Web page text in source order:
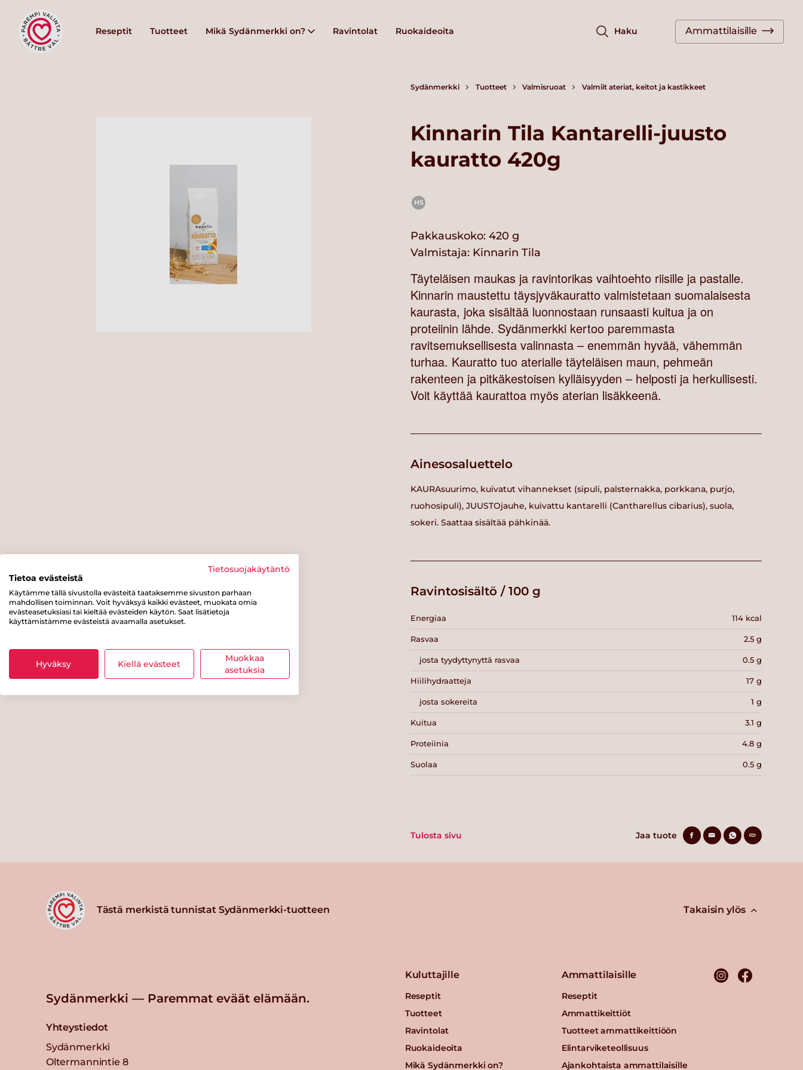
Reseptit Tuotteet Mikä Sydänmerkki on? Ravintolat Ruokaideoita Haku Ammattilaisille
Sydänmerkki Tuotteet Valmisruoat Valmiit ateriat, keitot ja kastikkeet
Kinnarin Tila Kantarelli-juusto
kauratto 420g
HS
Pakkauskoko: 420 g
Valmistaja: Kinnarin Tila
Täyteläisen maukas ja ravintorikas vaihtoehto riisille ja pastalle.
Kinnarin maustettu täysjyväkauratto valmistetaan suomalaisesta
kaurasta, joka sisältää luonnostaan runsaasti kuitua ja on
proteiinin lähde. Sydänmerkki kertoo paremmasta
ravitsemuksellisesta valinnasta – enemmän hyvää, vähemmän
turhaa. Kauratto tuo aterialle täyteläisen maun, pehmeän
rakenteen ja pitkäkestoisen kylläisyyden – helposti ja herkullisesti.
Voit käyttää kaurattoa myös aterian lisäkkeenä.
Ainesosaluettelo
KAURAsuurimo, kuivatut vihannekset (sipuli, palsternakka, porkkana, purjo,
ruohosipuli), JUUSTOjauhe, kuivattu kantarelli (Cantharellus cibarius), suola,
sokeri. Saattaa sisältää pähkinää.
Ravintosisältö / 100 g
Energiaa 114 kcal
Rasvaa 2.5 g
josta tyydyttynyttä rasvaa 0.5 g
Hiilihydraatteja 17 g
josta sokereita 1 g
Kuitua 3.1 g
Proteiinia 4.8 g
Suolaa 0.5 g
Tulosta sivu Jaa tuote
Tästä merkistä tunnistat Sydänmerkki-tuotteen Takaisin ylös
Sydänmerkki — Paremmat eväät elämään.
Yhteystiedot
Sydänmerkki
Oltermannintie 8
Kuluttajille
Reseptit
Tuotteet
Ravintolat
Ruokaideoita
Mikä Sydänmerkki on?
Ammattilaisille
Reseptit
Ammattikeittiöt
Tuotteet ammattikeittiöön
Elintarviketeollisuus
Ajankohtaista ammattilaisille
Tietosuojakäytäntö
Tietoa evästeistä
Käytämme tällä sivustolla evästeitä taataksemme sivuston parhaan
mahdollisen toiminnan. Voit hyväksyä kaikki evästeet, muokata omia
evästeasetuksiasi tai kieltää evästeiden käytön. Saat lisätietoja
käyttämistämme evästeistä avaamalla asetukset.
Hyväksy Kiellä evästeet
Muokkaa
asetuksia